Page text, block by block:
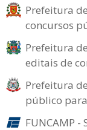
Prefeitura
concursos
Prefeitura
editais de
Prefeitura
público
FUNCAMP -